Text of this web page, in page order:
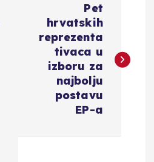
Pet
hrvatskih
reprezenta
tivaca u
izboru za
najbolju
postavu
EP-a